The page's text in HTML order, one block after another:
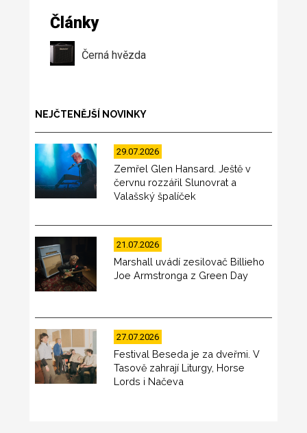
Články
Černá hvězda
NEJČTENĚJŠÍ NOVINKY
29.07.2026
Zemřel Glen Hansard. Ještě v
červnu rozzářil Slunovrat a
Valašský špalíček
21.07.2026
Marshall uvádí zesilovač Billieho
Joe Armstronga z Green Day
27.07.2026
Festival Beseda je za dveřmi. V
Tasově zahrají Liturgy, Horse
Lords i Načeva